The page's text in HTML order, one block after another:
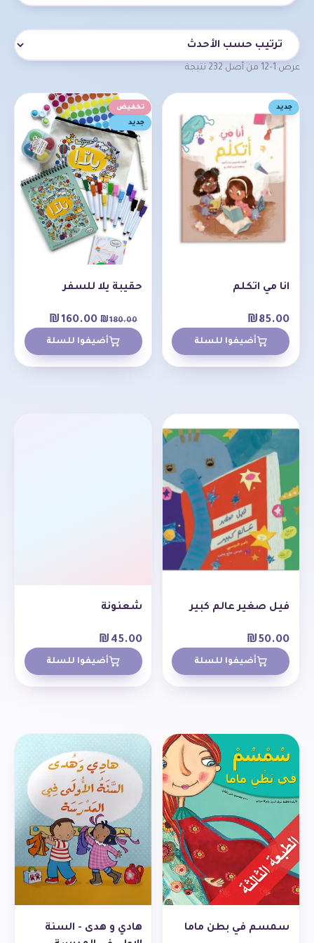
قائمة المنتجات
عرض 1–12 من أصل 232 نتيجة
جديد
انا مي اتكلم
₪85.00
أضيفوا للسلة
تخفيض
جديد
حقيبة يلا للسفر
₪180.00
₪160.00
أضيفوا للسلة
فيل صغير عالم كبير
₪50.00
أضيفوا للسلة
شعنونة
₪ 45.00
أضيفوا للسلة
سمسم في بطن ماما
هادي و هدى - السنة